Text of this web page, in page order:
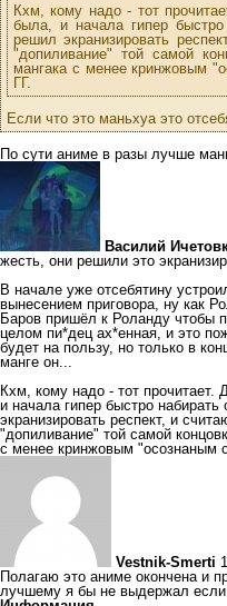
Кхм, кому надо - тот
была, и начала гипер
решил экранизировать
"допиливание" той самой
мангака с менее кринжовым
ГГ.
Если что это маньхуа это
По сути аниме в разы лучше
Василий
жесть, они решили это
В начале уже отсебятину
вынесением приговора, ну как
Баров пришёл к Роланду чтобы
целом пи*дец ах*енная, и это
будет на пользу, но только в
манге он...
Кхм, кому надо - тот прочитает.
и начала гипер быстро
экранизировать респект, и
"допиливание" той самой
с менее кринжовым "осознаным
Vestnik-Smerti
Полагаю это аниме окончена и
лучшему я бы не выдержал